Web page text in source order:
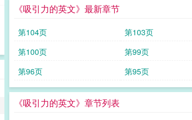
《吸引力的英文》最新章节
第104页 第103页
第100页
第99页
第96页
第95页
《吸引力的英文》章节列表